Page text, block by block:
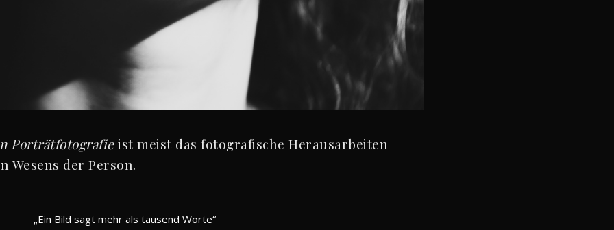
Porträtfotografieist meist das fotografische Herausarbeiten
Wesens der Person.
„Ein Bild sagt mehr als tausend Worte“